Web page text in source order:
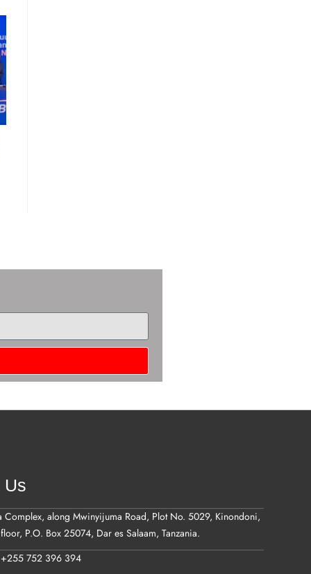
Us
Complex, along Mwinyijuma Road, Plot No. 5029, Kinondoni,
P.O. Box 25074, Dar es Salaam, Tanzania.
752 396 394